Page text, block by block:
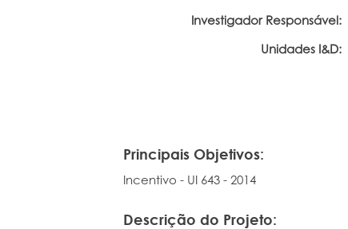
Investigador Responsável:
Unidades I&D:
Principais Objetivos:
Incentivo - UI 643 - 2014
Descrição do Projeto: